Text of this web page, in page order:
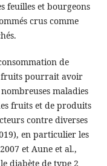
feuilles et bourgeons
crus comme
de
fruits pourrait avoir
maladies
fruits et de produits
contre diverses
en particulier les
et Aune et al.,
diabète de type 2